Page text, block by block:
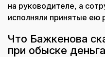
на руководителе, а
исполняли принятые ею
Что Бажкенова
при обыске